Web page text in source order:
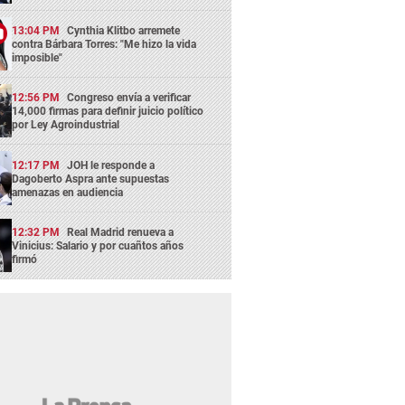
13:04 PM Cynthia Klitbo arremete
contra Bárbara Torres: "Me hizo la vida
imposible"
12:56 PM Congreso envía a verificar
14,000 firmas para definir juicio político
por Ley Agroindustrial
12:17 PM JOH le responde a
Dagoberto Aspra ante supuestas
amenazas en audiencia
12:32 PM Real Madrid renueva a
Vinicius: Salario y por cuañtos años
firmó